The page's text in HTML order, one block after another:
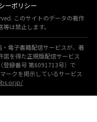
ーポリシー
このサイトのデータの著作
は禁止します。
電子書籍配信サービスが、著
諾を得た正規版配信サービス
登録番号 第6091713号）で
ークを掲示しているサービス